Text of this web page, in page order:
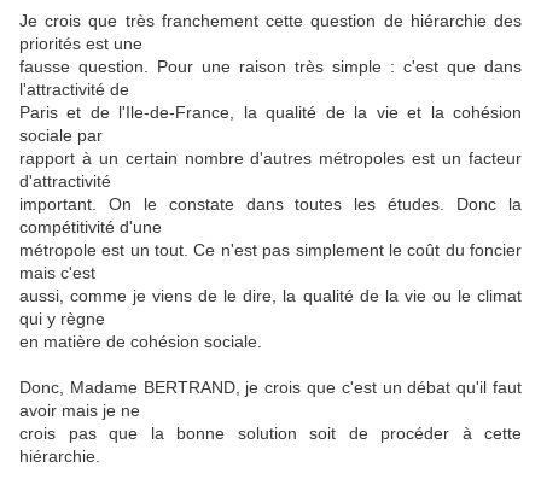
Je crois que très franchement cette question de hiérarchie des
priorités est une
fausse question. Pour une raison très simple : c'est que dans
l'attractivité de
Paris et de l'Ile-de-France, la qualité de la vie et la cohésion
sociale par
rapport à un certain nombre d'autres métropoles est un facteur
d'attractivité
important. On le constate dans toutes les études. Donc la
compétitivité d'une
métropole est un tout. Ce n'est pas simplement le coût du foncier
mais c'est
aussi, comme je viens de le dire, la qualité de la vie ou le climat
qui y règne
en matière de cohésion sociale.
Donc, Madame BERTRAND, je crois que c'est un débat qu'il faut
avoir mais je ne
crois pas que la bonne solution soit de procéder à cette
hiérarchie.